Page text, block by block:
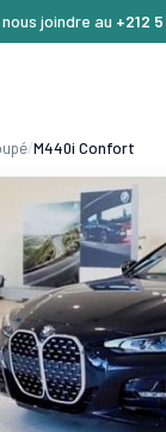
joindre au +212
/M440i Confort